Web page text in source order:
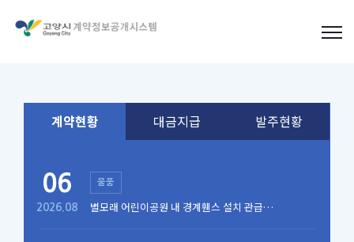
계약현황 대금지급 발주현황
06
2026.08
물품
별모래 어린이공원 내 경계휀스 설치 관급자